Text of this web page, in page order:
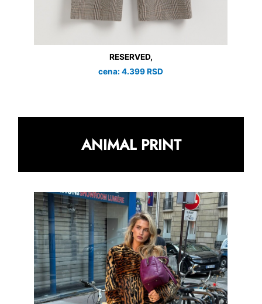
RESERVED,
cena: 4.399 RSD
ANIMAL PRINT